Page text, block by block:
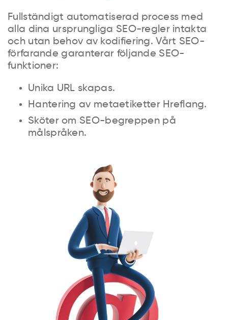
Fullständigt automatiserad process med
alla dina ursprungliga SEO-regler intakta
och utan behov av kodifiering. Vårt SEO-
förfarande garanterar följande SEO-
funktioner:
Unika URL skapas.
Hantering av metaetiketter Hreflang.
Sköter om SEO-begreppen på
målspråken.